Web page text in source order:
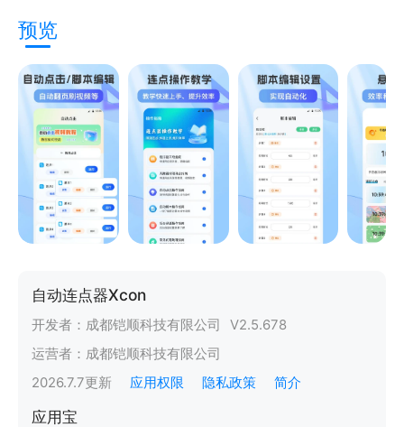
预览
自动连点器Xcon
开发者： 成都铠顺科技有限公司 V2.5.678
运营者： 成都铠顺科技有限公司
2026.7.7更新 应用权限 隐私政策 简介
应用宝